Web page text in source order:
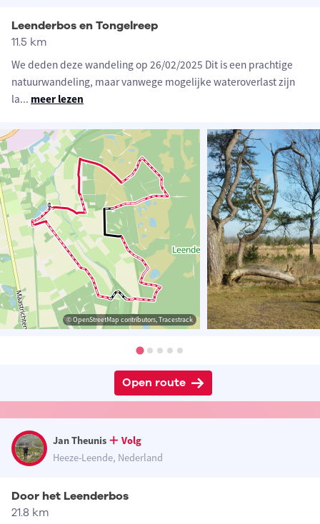
Leenderbos en Tongelreep
11.5 km
We deden deze wandeling op 26/02/2025 Dit is een prachtige
natuurwandeling, maar vanwege mogelijke wateroverlast zijn
la... meer lezen
© OpenStreetMap contributors, Tracestrack
Open route
Jan Theunis
Volg
Heeze-Leende, Nederland
Door het Leenderbos
21.8 km